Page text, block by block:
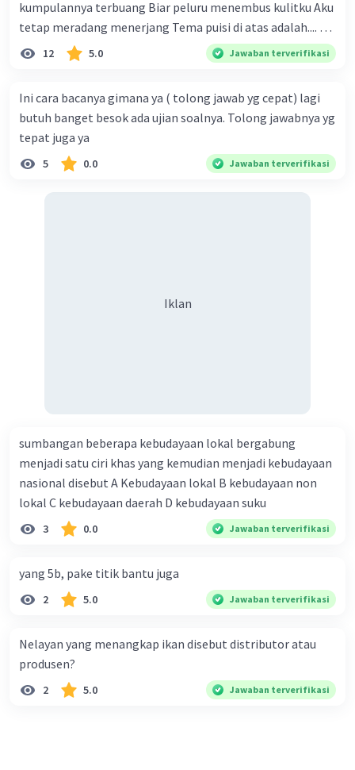
kumpulannya terbuang Biar peluru menembus kulitku Aku
tetap meradang menerjang Tema puisi di atas adalah.... A.
ketekunan dan kemauan seseorang dalam
memperjuangan hak dirinya B. kemauan untuk hidup
mendapatkan cinta sejati D. seseorang yang tidak mau
diganggu oleh siapapun E. kepasrahan kepada keadaan
yang sedang terjadi
12 5.0 Jawaban terverifikasi
Ini cara bacanya gimana ya ( tolong jawab yg cepat) lagi
butuh banget besok ada ujian soalnya. Tolong jawabnya yg
tepat juga ya
5 0.0 Jawaban terverifikasi
Iklan
sumbangan beberapa kebudayaan lokal bergabung
menjadi satu ciri khas yang kemudian menjadi kebudayaan
nasional disebut A Kebudayaan lokal B kebudayaan non
lokal C kebudayaan daerah D kebudayaan suku
3 0.0 Jawaban terverifikasi
yang 5b, pake titik bantu juga
2 5.0 Jawaban terverifikasi
Nelayan yang menangkap ikan disebut distributor atau
produsen?
2 5.0 Jawaban terverifikasi